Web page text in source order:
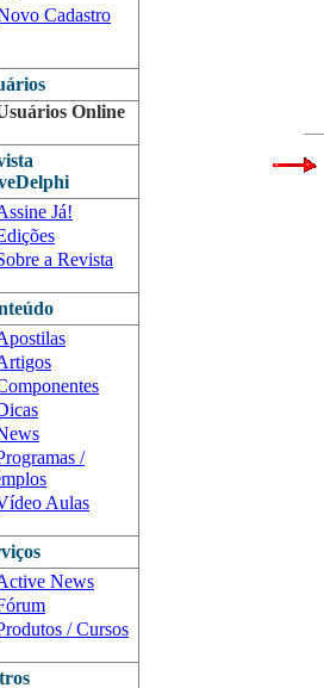
Cadastro
Online
Já!
a Revista
/
Aulas
News
/ Cursos